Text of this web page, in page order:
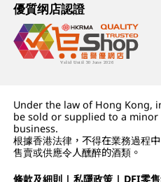
優質纲店認證
Under the law of Hong Kong,
be sold or supplied to a
business.
根據香港法律，不得在業務過程
售賣或供應令人醺醉的酒類。
條款及細則 |私隱政策 | DFI零